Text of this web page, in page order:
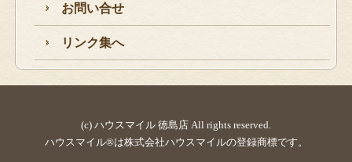
お問い合せ
リンク集へ
(c) ハウスマイル 徳島店 All rights reserved.
ハウスマイル®は株式会社ハウスマイルの登録商標です。